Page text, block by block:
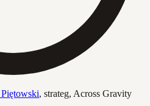
, strateg, Across Gravity